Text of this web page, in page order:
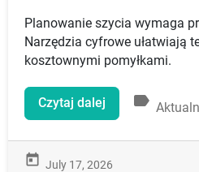
Planowanie szycia wymaga
Narzędzia cyfrowe ułatwiają
kosztownymi pomyłkami.
Czytaj dalej label
today July 17, 2026